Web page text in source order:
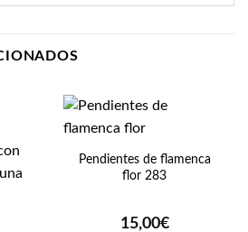
Pendientes de flamenca
flor 283
15,00€